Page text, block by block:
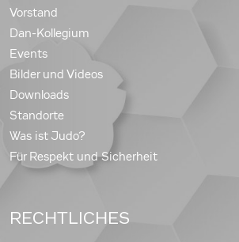
Vorstand
Dan-Kollegium
Events
Bilder und Videos
Downloads
Standorte
Was ist Judo?
Für Respekt und Sicherheit
RECHTLICHES